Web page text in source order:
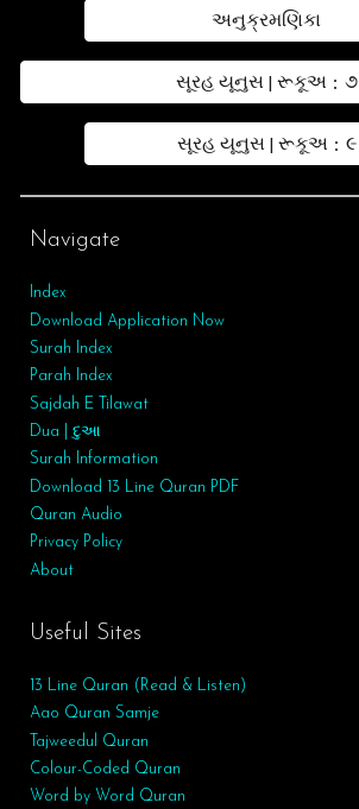
અનુક્રમણિકા
સૂરહ યૂનુસ | રૂકૂઅ : ૭
સૂરહ યૂનુસ | રૂકૂઅ : ૯
Navigate
Index
Download Application Now
Surah Index
Parah Index
Sajdah E Tilawat
Dua | દુઆ
Surah Information
Download 13 Line Quran PDF
Quran Audio
Privacy Policy
About
Useful Sites
13 Line Quran (Read & Listen)
Aao Quran Samje
Tajweedul Quran
Colour-Coded Quran
Word by Word Quran